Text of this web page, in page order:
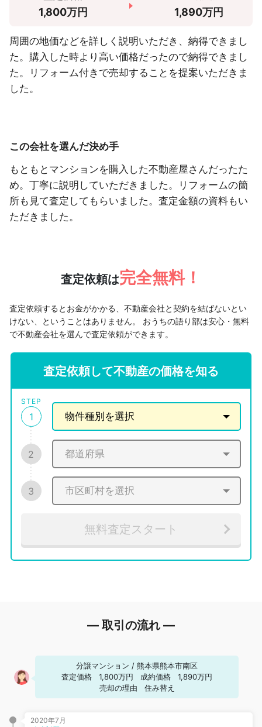
1,800万円 1,890万円
周囲の地価などを詳しく説明いただき、納得できまし
た。購入した時より高い価格だったので納得できまし
た。リフォーム付きで売却することを提案いただきま
した。
この会社を選んだ決め手
もともとマンションを購入した不動産屋さんだったた
め。丁寧に説明していただきました。リフォームの箇
所も見て査定してもらいました。査定金額の資料もい
ただきました。
査定依頼は完全無料！
査定依頼するとお金がかかる、不動産会社と契約を結ばないとい
けない、ということはありません。 おうちの語り部は安心・無料
で不動産会社を選んで査定依頼ができます。
査定依頼して不動産の価格を知る
STEP
1
2
3
無料査定スタート
― 取引の流れ ―
分譲マンション / 熊本県熊本市南区
査定価格
1,800万円 成約価格
1,890万円
売却の理由
住み替え
2020年7月